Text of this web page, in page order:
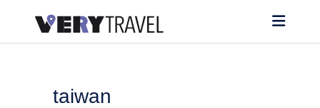
taiwan